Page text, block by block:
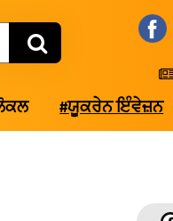
#ਯੂਕਰੇਨ ਇੰਵੇਜ਼ਨ